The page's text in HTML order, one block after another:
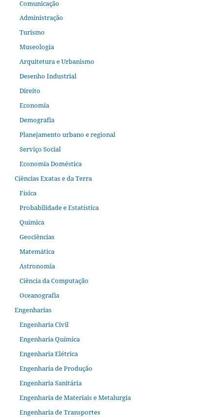
Comunicação
Administração
Turismo
Museologia
Arquitetura e Urbanismo
Desenho Industrial
Direito
Economia
Demografia
Planejamento urbano e regional
Serviço Social
Economia Doméstica
Ciências Exatas e da Terra
Física
Probabilidade e Estatística
Química
Geociências
Matemática
Astronomia
Ciência da Computação
Oceanografia
Engenharias
Engenharia Civil
Engenharia Química
Engenharia Elétrica
Engenharia de Produção
Engenharia Sanitária
Engenharia de Materiais e Metalurgia
Engenharia de Transportes